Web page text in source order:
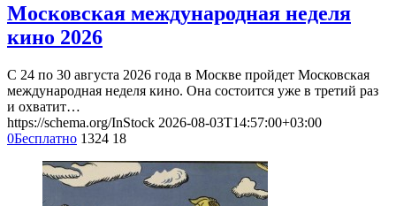
Московская международная неделя
кино 2026
С 24 по 30 августа 2026 года в Москве пройдет Московская
международная неделя кино. Она состоится уже в третий раз
и охватит…
https://schema.org/InStock 2026-08-03T14:57:00+03:00
0Бесплатно 1324 18